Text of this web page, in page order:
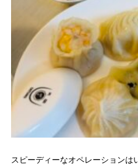
スピーディーなオペレーション